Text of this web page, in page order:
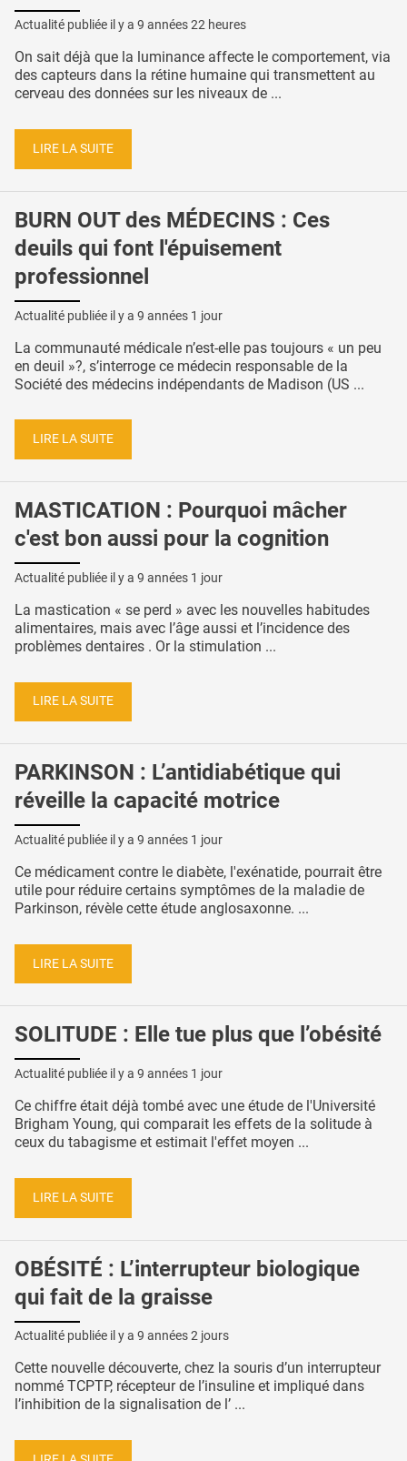
Actualité publiée il y a 9 années 22 heures
On sait déjà que la luminance affecte le comportement, via
des capteurs dans la rétine humaine qui transmettent au
cerveau des données sur les niveaux de ...
LIRE LA SUITE
BURN OUT des MÉDECINS : Ces
deuils qui font l'épuisement
professionnel
Actualité publiée il y a 9 années 1 jour
La communauté médicale n’est-elle pas toujours « un peu
en deuil »?, s’interroge ce médecin responsable de la
Société des médecins indépendants de Madison (US ...
LIRE LA SUITE
MASTICATION : Pourquoi mâcher
c'est bon aussi pour la cognition
Actualité publiée il y a 9 années 1 jour
La mastication « se perd » avec les nouvelles habitudes
alimentaires, mais avec l’âge aussi et l’incidence des
problèmes dentaires . Or la stimulation ...
LIRE LA SUITE
PARKINSON : L’antidiabétique qui
réveille la capacité motrice
Actualité publiée il y a 9 années 1 jour
Ce médicament contre le diabète, l'exénatide, pourrait être
utile pour réduire certains symptômes de la maladie de
Parkinson, révèle cette étude anglosaxonne. ...
LIRE LA SUITE
SOLITUDE : Elle tue plus que l’obésité
Actualité publiée il y a 9 années 1 jour
Ce chiffre était déjà tombé avec une étude de l'Université
Brigham Young, qui comparait les effets de la solitude à
ceux du tabagisme et estimait l'effet moyen ...
LIRE LA SUITE
OBÉSITÉ : L’interrupteur biologique
qui fait de la graisse
Actualité publiée il y a 9 années 2 jours
Cette nouvelle découverte, chez la souris d’un interrupteur
nommé TCPTP, récepteur de l’insuline et impliqué dans
l’inhibition de la signalisation de l’ ...